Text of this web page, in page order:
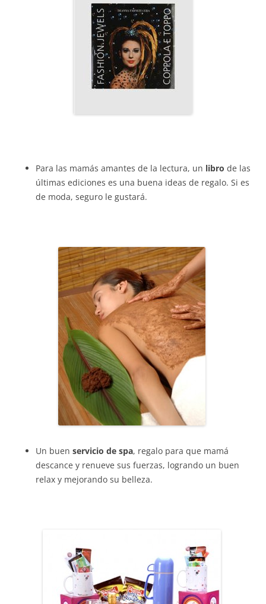
Para las mamás amantes de la lectura, un libro de las
últimas ediciones es una buena ideas de regalo. Si es
de moda, seguro le gustará.
Un buen servicio de spa, regalo para que mamá
descance y renueve sus fuerzas, logrando un buen
relax y mejorando su belleza.